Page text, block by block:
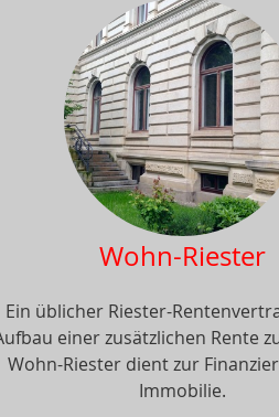
Wohn-Riester
Ein üblicher Riester-
einer zusätzlichen Rente
Wohn-Riester dient zur
Immobilie.